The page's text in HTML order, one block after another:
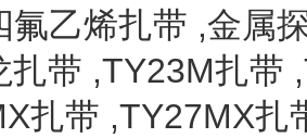
氟乙烯扎带 ,金属
扎带 ,TY23M扎带 ,
扎带 ,TY27MX扎